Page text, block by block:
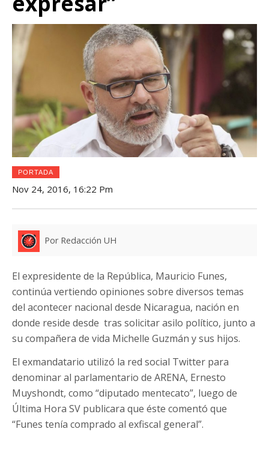
PORTADA
Nov 24, 2016, 16:22 Pm
Por Redacción UH
El expresidente de la República, Mauricio Funes,
continúa vertiendo opiniones sobre diversos temas
del acontecer nacional desde Nicaragua, nación en
donde reside desde tras solicitar asilo político, junto a
su compañera de vida Michelle Guzmán y sus hijos.
El exmandatario utilizó la red social Twitter para
denominar al parlamentario de ARENA, Ernesto
Muyshondt, como “diputado mentecato”, luego de
Última Hora SV publicara que éste comentó que
“Funes tenía comprado al exfiscal general”.